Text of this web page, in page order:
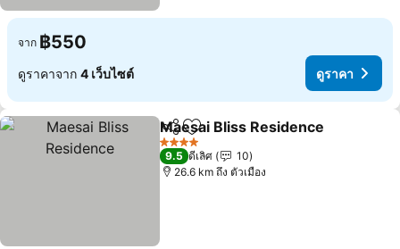
จาก ฿550
ดูราคาจาก 4 เว็บไซต์ ดูราคา
แชร์ เพิ่มในรายการโปรด
Maesai Bliss Residence
4 ดาว
9.5 ดีเลิศ
10
26.6 km ถึง ตัวเมือง